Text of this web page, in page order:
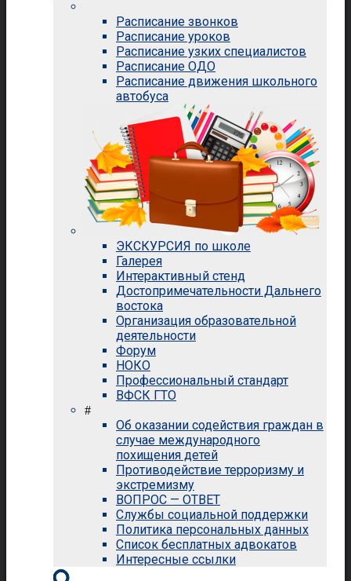
Расписание звонков
Расписание уроков
Расписание узких специалистов
Расписание ОДО
Расписание движения школьного
автобуса
ЭКСКУРСИЯ по школе
Галерея
Интерактивный стенд
Достопримечательности Дальнего
востока
Организация образовательной
деятельности
Форум
НОКО
Профессиональный стандарт
ВФСК ГТО
#
Об оказании содействия граждан в
случае международного
похищения детей
Противодействие терроризму и
экстремизму
ВОПРОС — ОТВЕТ
Службы социальной поддержки
Политика персональных данных
Список бесплатных адвокатов
Интересные ссылки